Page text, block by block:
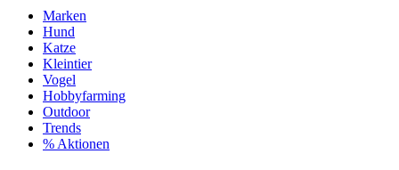
Marken
Hund
Katze
Kleintier
Vogel
Hobbyfarming
Outdoor
Trends
% Aktionen